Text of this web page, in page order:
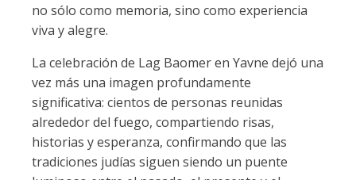
no sólo como memoria, sino como experiencia
viva y alegre.
La celebración de Lag Baomer en Yavne dejó una
vez más una imagen profundamente
significativa: cientos de personas reunidas
alrededor del fuego, compartiendo risas,
historias y esperanza, confirmando que las
tradiciones judías siguen siendo un puente